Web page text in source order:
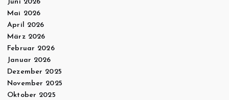
Juni 2026
Mai 2026
April 2026
März 2026
Februar 2026
Januar 2026
Dezember 2025
November 2025
Oktober 2025